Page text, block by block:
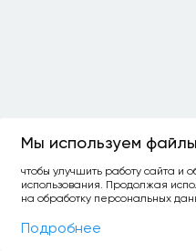
Фильтры
Мы используем
чтобы улучшить работу сайта и
использования. Продолжая
на обработку персональных
Подробнее